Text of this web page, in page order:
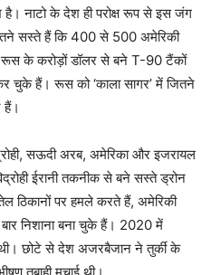
नाटो के देश ही परोक्ष रूप से इस जंग
सस्ते हैं कि 400 से 500 अमेरिकी
रूस के करोड़ों डॉलर से बने T-90 टैंकों
चुके हैं। रूस को ‘काला सागर’ में जितने
हैं।
सऊदी अरब, अमेरिका और इजरायल
ईरानी तकनीक से बने सस्ते ड्रोन
ठिकानों पर हमले करते हैं, अमेरिकी
निशाना बना चुके हैं। 2020 में
छोटे से देश अजरबैजान ने तुर्की के